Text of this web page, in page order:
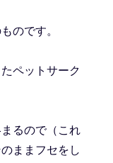
のです。
ペットサーク
るので（これ
ままフセをし